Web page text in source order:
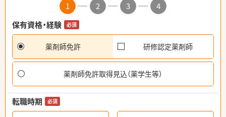
1 2 3
4
保有資格・経験
必須
薬剤師免許 研修認定薬剤師
薬剤師免許取得見込（薬学生等）
転職時期 必須